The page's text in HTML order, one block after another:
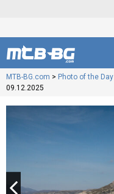
MTB-BG.com > Photo of the Day
09.12.2025
Навигация